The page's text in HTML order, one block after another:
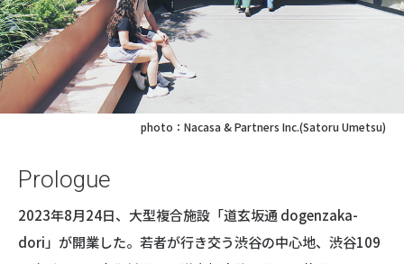
photo：Nacasa & Partners Inc.(Satoru Umetsu)
Prologue
2023年8月24日、大型複合施設「道玄坂通 dogenzaka-
dori」が開業した。若者が行き交う渋谷の中心地、渋谷109